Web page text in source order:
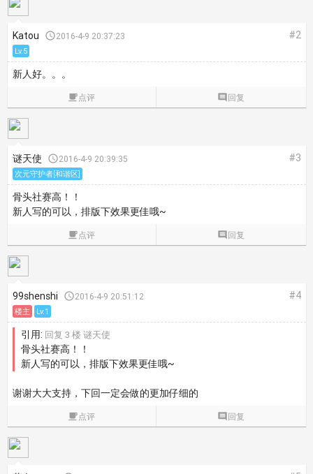
Katou 2016-4-9 20:37:23 #2
Lv.5
新人好。。。
点评  回复
谜天使 2016-4-9 20:39:35 #3
次元守护者[和谐区]
骨头社赛高！！
新人写的可以，排版下效果更佳哦~
点评  回复
99shenshi 2016-4-9 20:51:12 #4
楼主 Lv.1
引用: 回复 3 楼 谜天使
骨头社赛高！！
新人写的可以，排版下效果更佳哦~
谢谢大大支持，下回一定会做的更加仔细的
点评  回复